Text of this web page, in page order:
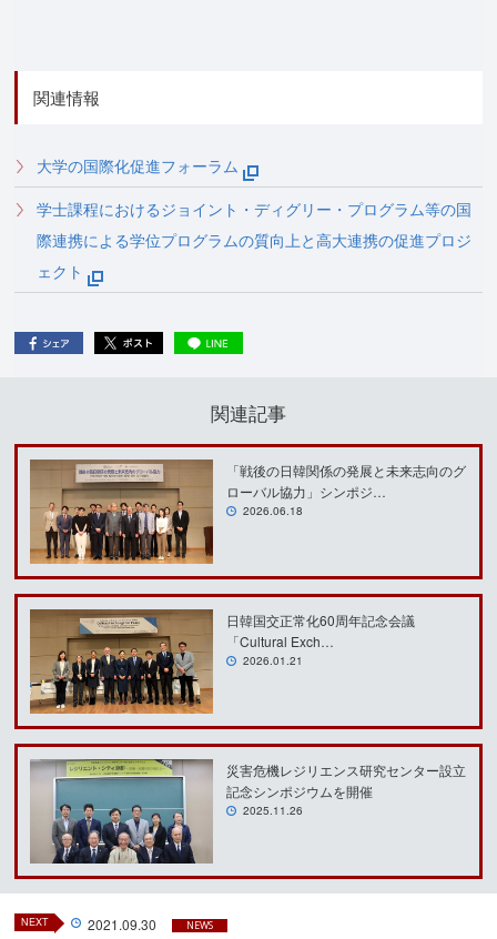
関連情報
大学の国際化促進フォーラム
学士課程におけるジョイント・ディグリー・プログラム等の国
際連携による学位プログラムの質向上と高大連携の促進プロジ
ェクト
関連記事
「戦後の日韓関係の発展と未来志向のグ
ローバル協力」シンポジ…
2026.06.18
日韓国交正常化60周年記念会議
「Cultural Exch…
2026.01.21
災害危機レジリエンス研究センター設立
記念シンポジウムを開催
2025.11.26
NEXT 2021.09.30 NEWS